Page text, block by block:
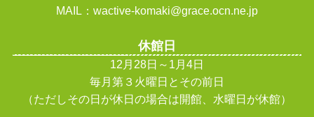
MAIL：wactive-komaki@grace.ocn.ne.jp
休館日
12月28日～1月4日
毎月第３火曜日とその前日
（ただしその日が休日の場合は開館、水曜日が休館）